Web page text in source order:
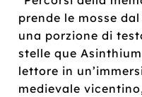
prende le mosse
una porzione di
stelle que
lettore in
medievale